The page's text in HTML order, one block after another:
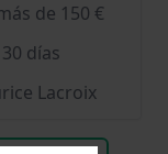
de 150 €
días
Lacroix